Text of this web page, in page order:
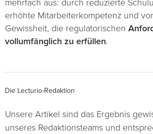
mehrfach aus: durch reduzierte
erhöhte Mitarbeiterkompetenz und
Gewissheit, die regulatorischen
vollumfänglich zu erfüllen.
Die Lecturio-Redaktion
Unsere Artikel sind das Ergebnis
unseres Redaktionsteams und